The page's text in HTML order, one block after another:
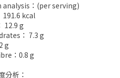
：(per serving)
191.6 kcal
12.9 g
： 7.3 g
g
：0.8 g
分析：